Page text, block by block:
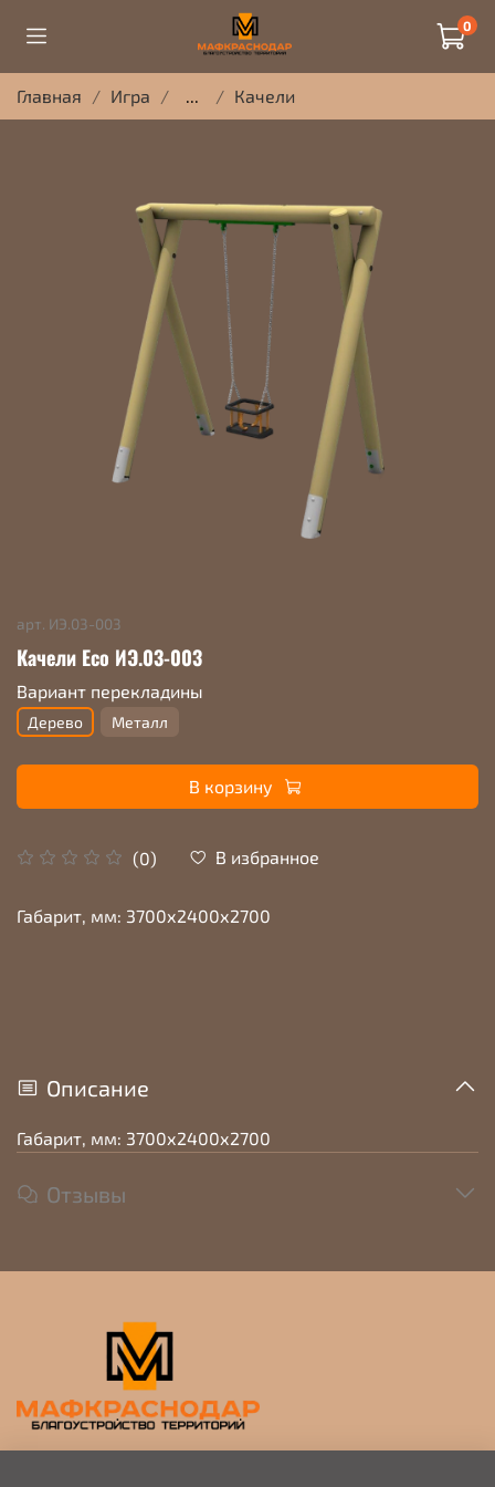
0
Главная Игра ... Качели
арт. ИЭ.03-003
Качели Eco ИЭ.03-003
(0) В избранное
Вариант перекладины
Дерево Металл
В корзину
Габарит, мм: 3700х2400х2700
Описание
Габарит, мм: 3700х2400х2700
Отзывы